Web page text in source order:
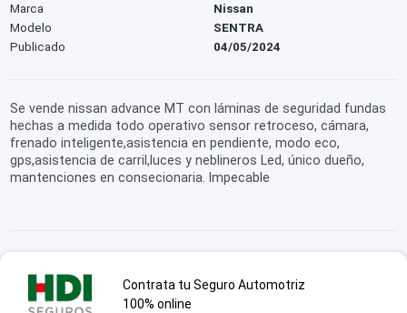
Marca
Nissan
Modelo
SENTRA
Publicado
04/05/2024
Se vende nissan advance MT con láminas de seguridad fundas
hechas a medida todo operativo sensor retroceso, cámara,
frenado inteligente,asistencia en pendiente, modo eco,
gps,asistencia de carril,luces y neblineros Led, único dueño,
mantenciones en consecionaria. Impecable
Contrata tu Seguro Automotriz
100% online